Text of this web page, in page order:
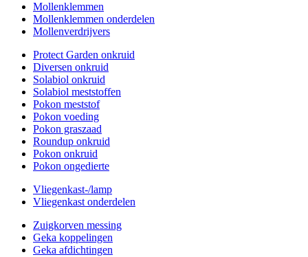
Mollenklemmen
Mollenklemmen onderdelen
Mollenverdrijvers
Protect Garden onkruid
Diversen onkruid
Solabiol onkruid
Solabiol meststoffen
Pokon meststof
Pokon voeding
Pokon graszaad
Roundup onkruid
Pokon onkruid
Pokon ongedierte
Vliegenkast-/lamp
Vliegenkast onderdelen
Zuigkorven messing
Geka koppelingen
Geka afdichtingen